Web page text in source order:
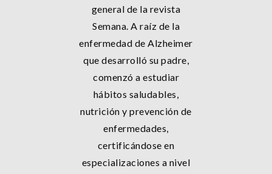
general de la revista
Semana. A raíz de la
enfermedad de Alzheimer
que desarrolló su padre,
comenzó a estudiar
hábitos saludables,
nutrición y prevención de
enfermedades,
certificándose en
especializaciones a nivel